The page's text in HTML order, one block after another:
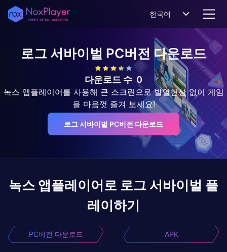
한국어
로그 서바이벌 PC버전 다운로드
다운로드 수 0
녹스 앱플레이어를 사용해 큰 스크린으로 발열현상 없이 게임
을 마음껏 즐겨 보세요!
로그 서바이벌 PC버전 다운로드
녹스 앱플레이어로 로그 서바이벌 플
레이하기
PC버전 다운로드 APK